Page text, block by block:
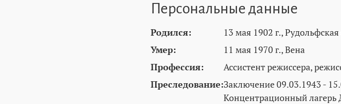
Персональные данные
Родился:
13 мая 1902 г.,
Умер:
11 мая 1970 г., Вена
Профессия:
Ассистент режиссера,
Преследование:Заключение 09.03.1943 -
Концентрационный лагерь